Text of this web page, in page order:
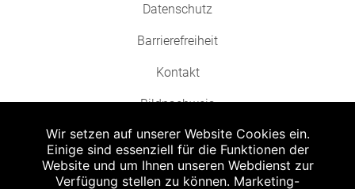
Datenschutz
Barrierefreiheit
Kontakt
Bildnachweis
Wir setzen auf unserer Website Cookies ein.
Einige sind essenziell für die Funktionen der
Website und um Ihnen unseren Webdienst zur
Verfügung stellen zu können. Marketing-